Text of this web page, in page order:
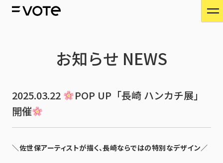
お知らせ NEWS
2025.03.22
POP UP「長崎 ハンカチ展」
開催
＼佐世保アーティストが描く、長崎ならではの特別なデザイン／